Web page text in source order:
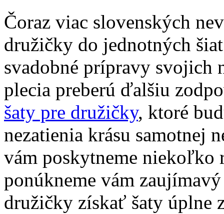
Čoraz viac slovenských
družičky do jednotných
svadobné prípravy svojich
plecia preberú ďalšiu
šaty pre družičky, ktoré
nezatienia krásu samotnej
vám poskytneme niekoľko
ponúkneme vám
družičky získať šaty úplne